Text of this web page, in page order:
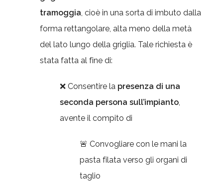
tramoggia, cioè in una sorta di imbuto dalla
forma rettangolare, alta meno della metà
del lato lungo della griglia. Tale richiesta è
stata fatta al fine di:
❌ Consentire la presenza di una
seconda persona sull’impianto,
avente il compito di
🚨 Convogliare con le mani la
pasta filata verso gli organi di
taglio